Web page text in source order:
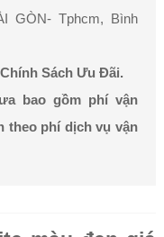
GÒN- Tphcm, Bình
Sách Ưu Đãi.
bao gồm phí vận
theo phí dịch vụ vận